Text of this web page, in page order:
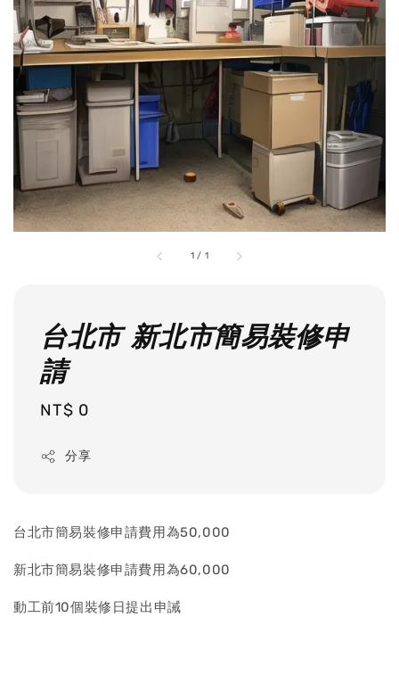
1 / 1
台北市 新北市簡易裝修申
請
Regular
NT$ 0
分享
台北市簡易裝修申請費用為50,000
新北市簡易裝修申請費用為60,000
動工前10個裝修日提出申誡